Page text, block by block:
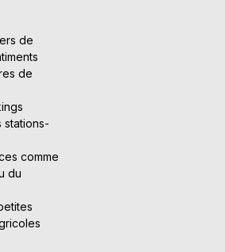
de
de
stations-
comme
du